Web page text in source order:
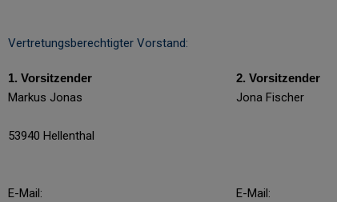
Vertretungsberechtigter Vorstand:
1. Vorsitzender
Markus Jonas
53940 Hellenthal
E-Mail:
2. Vorsitzender
Jona Fischer
E-Mail: